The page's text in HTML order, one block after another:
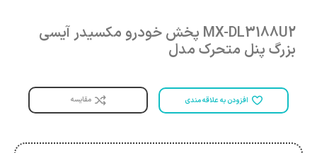
MX-DL3188U2 پخش خودرو مکسیدر آیسی
بزرگ پنل متحرک مدل
افزودن به علاقه مندی مقایسه